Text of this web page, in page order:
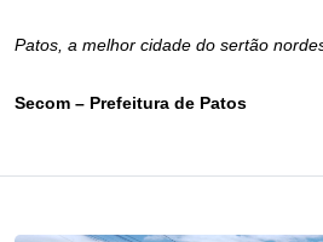
Patos, a melhor cidade do sertão
Secom – Prefeitura de Patos